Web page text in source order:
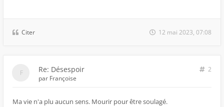
Citer 12 mai 2023, 07:08
Re: Désespoir
2
par Françoise
Ma vie n'a plu aucun sens. Mourir pour être soulagé.